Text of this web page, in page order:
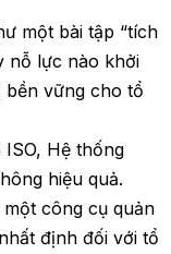
một bài tập “tích
nỗ lực nào khởi
bền vững cho tổ
Hệ thống
hiệu quả.
công cụ quản
định đối với tổ